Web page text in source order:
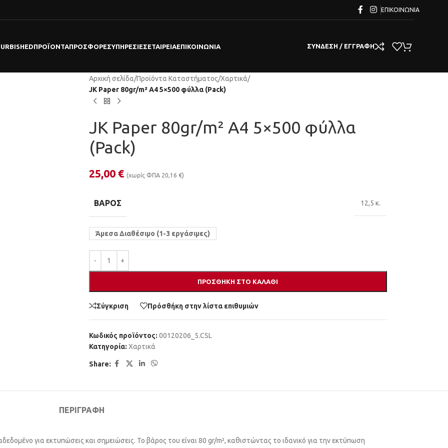
ΕΠΙΚΟΙΝΩΝΊΑ
ΠΡΟΪΌΝΤΑΠΡΟΣΦΟΡΕΣΥΠΗΡΕΣΊΕΣΕΤΑΙΡΕΊΑΕΠΙΚΟΙΝΩΝΊΑ ΣΎΝΔΕΣΗ / ΕΓΓΡΑΦΉ
Αρχική σελίδα/Προϊόντα Καταστήματος/Χαρτικά/
JK Paper 80gr/m² A4 5×500 φύλλα (Pack)
JK Paper 80gr/m² A4 5×500 φύλλα
(Pack)
25,00 € (χωρίς ΦΠΑ 20,16 €)
ΒΆΡΟΣ 12,5 κ.
Άμεσα Διαθέσιμο (1-3 εργάσιμες)
ΠΡΟΣΘΉΚΗ ΣΤΟ ΚΑΛΆΘΙ
Σύγκριση Πρόσθήκη στην λίστα επιθυμιών
Κωδικός προϊόντος: 00120206_5.CSL
Κατηγορία: Χαρτικά
Share:
ΠΕΡΙΓΡΑΦΉ
για εκτυπώσεις και σημειώσεις. Το βάρος του είναι 80 gr/m², καθιστώντας το ιδανικό για την εκτύπωση